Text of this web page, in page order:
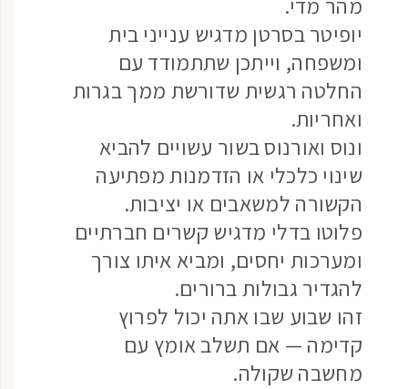
יופיטר בסרטן מדגיש ענייני בית
ומשפחה, וייתכן שתתמודד עם
החלטה רגשית שדורשת ממך בגרות
ואחריות.
ונוס ואורנוס בשור עשויים להביא
שינוי כלכלי או הזדמנות מפתיעה
הקשורה למשאבים או יציבות.
פלוטו בדלי מדגיש קשרים חברתיים
ומערכות יחסים, ומביא איתו צורך
להגדיר גבולות ברורים.
זהו שבוע שבו אתה יכול לפרוץ
קדימה — אם תשלב אומץ עם
מחשבה שקולה.